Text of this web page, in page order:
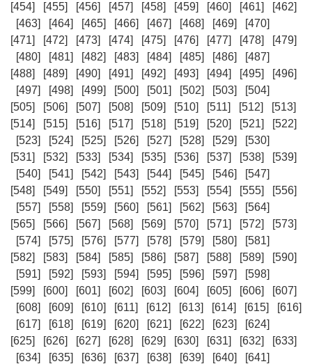
[454]
[455] [456] [457] [458] [459] [460] [461]
[462]
[463]
[464] [465] [466] [467] [468] [469]
[470]
[471]
[472] [473] [474] [475] [476] [477] [478]
[479]
[480]
[481] [482] [483] [484] [485] [486]
[487]
[488]
[489] [490] [491] [492] [493] [494] [495]
[496]
[497]
[498] [499] [500] [501] [502] [503]
[504]
[505]
[506] [507] [508] [509] [510] [511] [512]
[513]
[514]
[515] [516] [517] [518] [519] [520] [521]
[522]
[523]
[524] [525] [526] [527] [528] [529]
[530]
[531]
[532] [533] [534] [535] [536] [537] [538]
[539]
[540]
[541] [542] [543] [544] [545] [546]
[547]
[548]
[549] [550] [551] [552] [553] [554] [555]
[556]
[557]
[558] [559] [560] [561] [562] [563]
[564]
[565]
[566] [567] [568] [569] [570] [571] [572]
[573]
[574]
[575] [576] [577] [578] [579] [580]
[581]
[582]
[583] [584] [585] [586] [587] [588] [589]
[590]
[591]
[592] [593] [594] [595] [596] [597]
[598]
[599]
[600] [601] [602] [603] [604] [605] [606]
[607]
[608]
[609] [610] [611] [612] [613] [614] [615]
[616]
[617]
[618] [619] [620] [621] [622] [623]
[624]
[625]
[626] [627] [628] [629] [630] [631] [632]
[633]
[634]
[635] [636] [637] [638] [639] [640]
[641]